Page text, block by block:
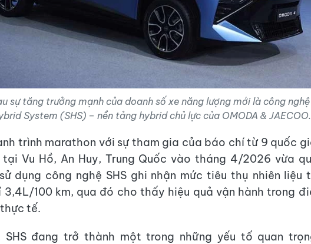
sự tăng trưởng mạnh của doanh số xe năng lượng mới là công nghệ
System (SHS) – nền tảng hybrid chủ lực của OMODA & JAECOO.
trình marathon với sự tham gia của báo chí từ 9 quốc
Vu Hồ, An Huy, Trung Quốc vào tháng 4/2026 vừa
dụng công nghệ SHS ghi nhận mức tiêu thụ nhiên liệu
100 km, qua đó cho thấy hiệu quả vận hành trong
tế.
SHS đang trở thành một trong những yếu tố quan